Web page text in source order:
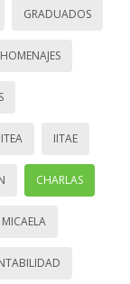
GRADUADOS
HOMENAJES
IITEA IITAE
CHARLAS
MICAELA